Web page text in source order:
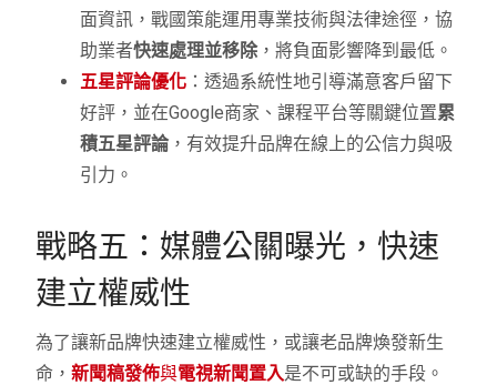
面資訊，戰國策能運用專業技術與法律途徑，協
助業者快速處理並移除，將負面影響降到最低。
五星評論優化 ：透過系統性地引導滿意客戶留下
好評，並在Google商家、課程平台等關鍵位置累
積五星評論 ，有效提升品牌在線上的公信力與吸
引力。
戰略五：媒體公關曝光，快速
建立權威性
為了讓新品牌快速建立權威性，或讓老品牌煥發新生
命，新聞稿發佈與電視新聞置入是不可或缺的手段。